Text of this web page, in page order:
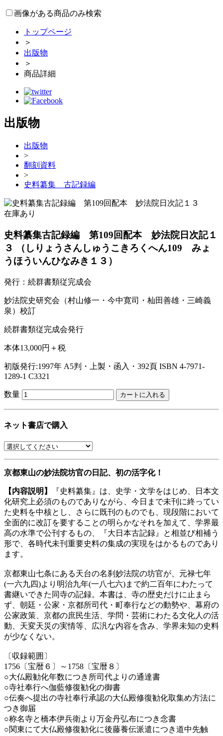
画像がある商品のみ検索
トップページ
＞
出版物
＞
商品詳細
出版物
出版物
>
翻刻資料
>
史料纂集 古記録編
在庫あり
史料纂集古記録編 第109回配本 妙法院日次記１
３
（しりょうさんしゅうこきろくへん109 みょ
うほういんひなみき１３）
発行：続群書類従完成会
妙法院史研究会（村山修一・今中寛司・杣田善雄・三崎義
泉）校訂
続群書類従完成会発行
本体13,000円＋税
初版発行:1997年 A5判・上製・函入・392頁 ISBN 4-7971-
1289-1 C3321
数量
ネット書店で購入
京都東山の妙法院坊官の日記、初の活字化！
【内容説明】
『史料纂集』は、史学・文学をはじめ、日本文
化研究上必須のものでありながら、今日まで未刊に終ってい
た史料を中核とし、さらに既刊のものでも、現段階において
全面的に改訂を要することの明らかなそれを加えて、学界最
高の水準で公刊するもの、『大日本古記録』と相並び相補う
形で、各時代未刊重要史料の集成の実現をはかるものであり
ます。
京都東山七条にある天台の名刹妙法院の坊官が、元禄七年
(一六九四)より明治九年(一八七六)まで約二百年にわたって
書継いできた同寺の記録。本書は、寺の歴史だけに止まら
ず、朝廷・公家・京都所司代・町奉行などの動勢や、幕府の
公家政策、京都の庶民生活、学問・芸術にわたる文化人の活
動、天変天災の実情等、広汎な内容を含み、学界未知の史料
が少なくない。
〔収録範囲〕
1756〔宝暦６〕～1758〔宝暦８〕
○大仏殿勧化年数につき所司代よりの通達書
○寺社奉行へ伽藍修復勧化の御書
○伝奏へ提出の寺社奉行承認の大仏殿修復勧化取集め方法に
つき御届
○称名寺と橋本伊兵衛より万金丹弘布につき念書
○関東にて大仏殿修復勧化に後藤養伝派遣につき道中先触